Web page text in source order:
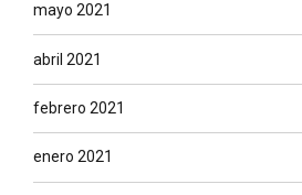
mayo 2021
abril 2021
febrero 2021
enero 2021